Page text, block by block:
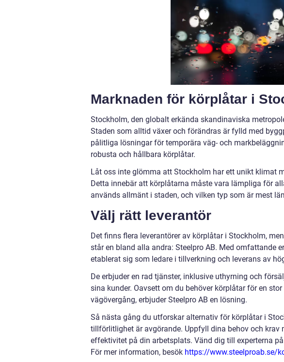
Marknaden för körplåtar i
Stockholm, den globalt erkända skandinaviska
Staden som alltid växer och förändras är fylld med
pålitliga lösningar för temporära väg- och
robusta och hållbara körplåtar.
Låt oss inte glömma att Stockholm har ett unikt klimat
Detta innebär att körplåtarna måste vara lämpliga för
används allmänt i staden, och vilken typ som är mest
Välj rätt leverantör
Det finns flera leverantörer av körplåtar i Stockholm,
står en bland alla andra: Steelpro AB. Med omfattande
etablerat sig som ledare i tillverkning och leverans av
De erbjuder en rad tjänster, inklusive uthyrning och
sina kunder. Oavsett om du behöver körplåtar för en
vägövergång, erbjuder Steelpro AB en lösning.
Så nästa gång du utforskar alternativ för körplåtar i
tillförlitlighet är avgörande. Uppfyll dina behov och krav
effektivitet på din arbetsplats. Vänd dig till experterna
För mer information, besök https://www.steelproab.se/